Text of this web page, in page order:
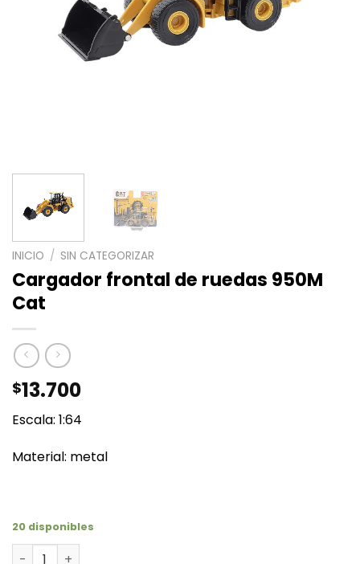
INICIO / SIN CATEGORIZAR
Cargador frontal de ruedas 950M
Cat
$13.700
Escala: 1:64
Material: metal
20 disponibles